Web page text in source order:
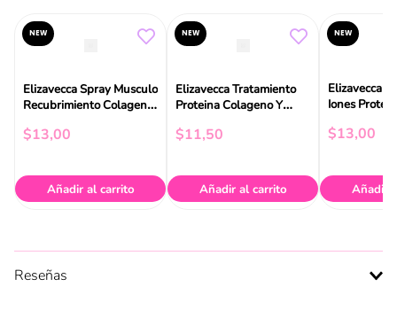
NEW
Elizavecca Spray Musculo
Recubrimiento Colageno
$13,00
Añadir al carrito
NEW
Elizavecca Tratamiento
Proteina Colageno Y
$11,50
Añadir al carrito
NEW
Elizavecca
Iones
$13,00
Añadir
Reseñas